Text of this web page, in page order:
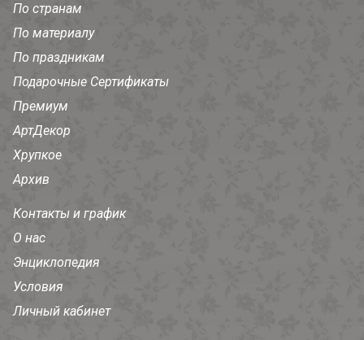
По странам
По материалу
По праздникам
Подарочные Сертификаты
Премиум
АртДекор
Хрупкое
Архив
Контакты и график
О нас
Энциклопедия
Условия
Личный кабинет